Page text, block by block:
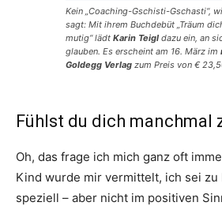
Kein „Coaching-Gschisti-Gschasti“,
sagt: Mit ihrem Buchdebüt „Träum
mutig“lädt Karin Teigl dazu ein, an
glauben. Es erscheint am 16. März im
Goldegg Verlag zum Preis von €
Fühlst du dich manchmal
Oh, das frage ich mich ganz oft
Kind wurde mir vermittelt, ich sei zu
speziell – aber nicht im positiven